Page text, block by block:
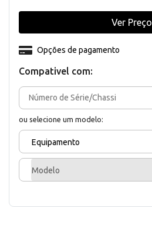
Compativel com:
ou selecione um modelo:
Equipamento
Modelo
Opções de pagamento
Ver Preço